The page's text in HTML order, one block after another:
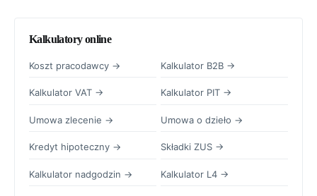
Kalkulatory online
Koszt pracodawcy → Kalkulator B2B →
Kalkulator VAT → Kalkulator PIT →
Umowa zlecenie → Umowa o dzieło →
Kredyt hipoteczny → Składki ZUS →
Kalkulator nadgodzin → Kalkulator L4 →